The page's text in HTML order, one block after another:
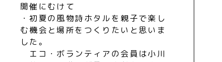
開催にむけて
・初夏の風物詩ホタルを親子で楽し
む機会と場所をつくりたいと思いま
した。
エコ・ボランティアの会員は小川